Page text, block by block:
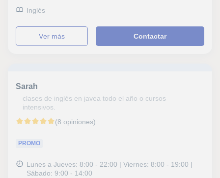
Inglés
ver más Contactar
Sarah
clases de inglés en javea todo el año o cursos
intensivos.
(8 opiniones)
PROMO
Lunes a Jueves: 8:00 - 22:00 | Viernes: 8:00 - 19:00 |
Sábado: 9:00 - 14:00